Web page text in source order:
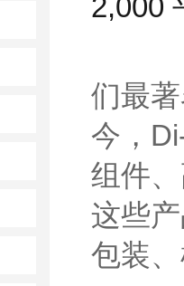
2,000
们最
今，
组件
这些
包装